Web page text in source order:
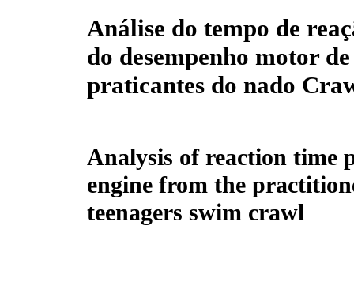
Análise do tempo de
do desempenho motor
praticantes do nado
Analysis of reaction time
engine from the
teenagers swim crawl